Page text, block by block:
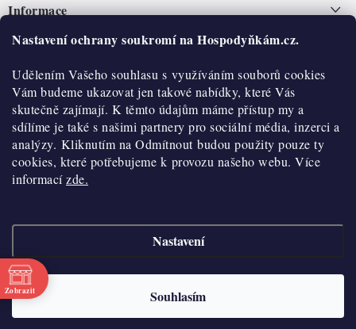
Nastavení ochrany soukromí na Hospodyňkám.cz.
Udělením Vašeho souhlasu s využíváním souborů cookies
Vám budeme ukazovat jen takové nabídky, které Vás
skutečně zajímají. K těmto údajům máme přístup my a
sdílíme je také s našimi partnery pro sociální média, inzerci a
analýzy. Kliknutím na Odmítnout budou použity pouze ty
cookies, které potřebujeme k provozu našeho webu. Více
informacízde.
Nastavení
Souhlasím
pInformace
Nepřevzetí zásilky na dobírku
Obchodní podmínky
Hodnocení obchodu
Blog
Moje objednávka
O nás
Historie
Kontakty
O nákupu
Reklamace a vratky
Výdejní místa
Velkoobchod
Doprava a platba
Vytvořil Shoptet
Copyright 2026
cookies
Zobrazit